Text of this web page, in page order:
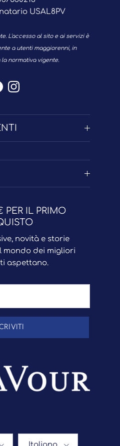
USAL8PV
L'accesso al sito e ai servizi è
a utenti maggiorenni, in
normativa vigente.
Instagram
PER IL PRIMO
novità e storie
mondo dei migliori
aspettano.